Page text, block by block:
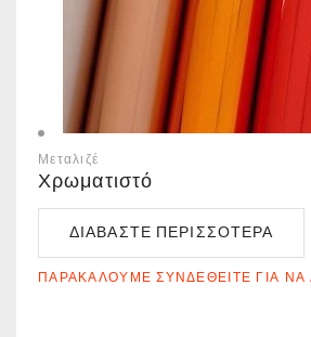
Μεταλιζέ
Χρωματιστό
ΔΙΑΒΆΣΤΕ ΠΕΡΙΣΣΌΤΕΡΑ
ΠΑΡΑΚΑΛΟΎΜΕ ΣΥΝΔΕΘΕΊΤΕ ΓΙΑ ΝΑ